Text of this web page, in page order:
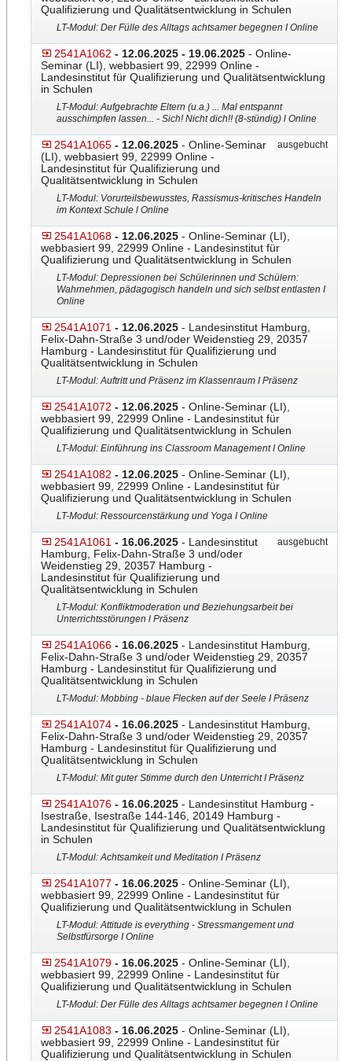
Qualifizierung und Qualitätsentwicklung in Schulen
LT-Modul: Der Fülle des Alltags achtsamer begegnen I Online
2541A1062 - 12.06.2025 - 19.06.2025 - Online-
Seminar (LI), webbasiert 99, 22999 Online -
Landesinstitut für Qualifizierung und Qualitätsentwicklung
in Schulen
LT-Modul: Aufgebrachte Eltern (u.a.) ... Mal entspannt
ausschimpfen lassen... - Sich! Nicht dich!! (8-stündig) l Online
2541A1065 - 12.06.2025 - Online-Seminar
(LI), webbasiert 99, 22999 Online -
Landesinstitut für Qualifizierung und
Qualitätsentwicklung in Schulen
ausgebucht
LT-Modul: Vorurteilsbewusstes, Rassismus-kritisches Handeln
im Kontext Schule l Online
2541A1068 - 12.06.2025 - Online-Seminar (LI),
webbasiert 99, 22999 Online - Landesinstitut für
Qualifizierung und Qualitätsentwicklung in Schulen
LT-Modul: Depressionen bei Schülerinnen und Schülern:
Wahrnehmen, pädagogisch handeln und sich selbst entlasten I
Online
2541A1071 - 12.06.2025 - Landesinstitut Hamburg,
Felix-Dahn-Straße 3 und/oder Weidenstieg 29, 20357
Hamburg - Landesinstitut für Qualifizierung und
Qualitätsentwicklung in Schulen
LT-Modul: Auftritt und Präsenz im Klassenraum I Präsenz
2541A1072 - 12.06.2025 - Online-Seminar (LI),
webbasiert 99, 22999 Online - Landesinstitut für
Qualifizierung und Qualitätsentwicklung in Schulen
LT-Modul: Einführung ins Classroom Management I Online
2541A1082 - 12.06.2025 - Online-Seminar (LI),
webbasiert 99, 22999 Online - Landesinstitut für
Qualifizierung und Qualitätsentwicklung in Schulen
LT-Modul: Ressourcenstärkung und Yoga I Online
2541A1061 - 16.06.2025 - Landesinstitut
Hamburg, Felix-Dahn-Straße 3 und/oder
Weidenstieg 29, 20357 Hamburg -
Landesinstitut für Qualifizierung und
Qualitätsentwicklung in Schulen
ausgebucht
LT-Modul: Konfliktmoderation und Beziehungsarbeit bei
Unterrichtsstörungen l Präsenz
2541A1066 - 16.06.2025 - Landesinstitut Hamburg,
Felix-Dahn-Straße 3 und/oder Weidenstieg 29, 20357
Hamburg - Landesinstitut für Qualifizierung und
Qualitätsentwicklung in Schulen
LT-Modul: Mobbing - blaue Flecken auf der Seele I Präsenz
2541A1074 - 16.06.2025 - Landesinstitut Hamburg,
Felix-Dahn-Straße 3 und/oder Weidenstieg 29, 20357
Hamburg - Landesinstitut für Qualifizierung und
Qualitätsentwicklung in Schulen
LT-Modul: Mit guter Stimme durch den Unterricht I Präsenz
2541A1076 - 16.06.2025 - Landesinstitut Hamburg -
Isestraße, Isestraße 144-146, 20149 Hamburg -
Landesinstitut für Qualifizierung und Qualitätsentwicklung
in Schulen
LT-Modul: Achtsamkeit und Meditation I Präsenz
2541A1077 - 16.06.2025 - Online-Seminar (LI),
webbasiert 99, 22999 Online - Landesinstitut für
Qualifizierung und Qualitätsentwicklung in Schulen
LT-Modul: Attitude is everything - Stressmangement und
Selbstfürsorge I Online
2541A1079 - 16.06.2025 - Online-Seminar (LI),
webbasiert 99, 22999 Online - Landesinstitut für
Qualifizierung und Qualitätsentwicklung in Schulen
LT-Modul: Der Fülle des Alltags achtsamer begegnen I Online
2541A1083 - 16.06.2025 - Online-Seminar (LI),
webbasiert 99, 22999 Online - Landesinstitut für
Qualifizierung und Qualitätsentwicklung in Schulen